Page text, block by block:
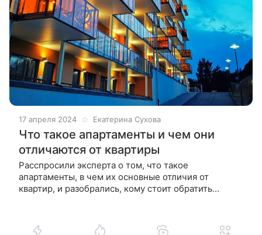
17 апреля 2024 Екатерина Сухова
Что такое апартаменты и чем они
отличаются от квартиры
Расспросили эксперта о том, что такое
апартаменты, в чем их основные отличия от
квартир, и разобрались, кому стоит обратить